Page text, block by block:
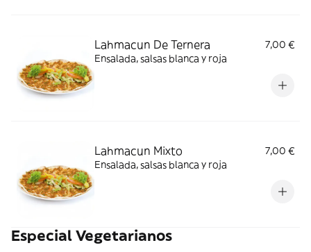
Lahmacun De Ternera
7,00 €
Ensalada, salsas blanca y roja
Lahmacun Mixto
7,00 €
Ensalada, salsas blanca y roja
Especial Vegetarianos